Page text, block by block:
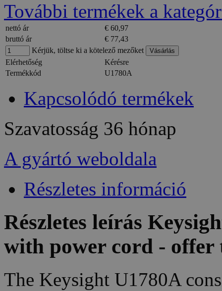
További termékek a
nettó ár
€ 60,97
bruttó ár
€ 77,43
Kérjük, töltse ki a kötelező mezőket
Elérhetőség
Kérésre
Termékkód
U1780A
Kapcsolódó termékek
Szavatosság 36 hónap
A gyártó weboldala
Részletes információ
Részletes leírás
with power cord - offer
The Keysight U1780A